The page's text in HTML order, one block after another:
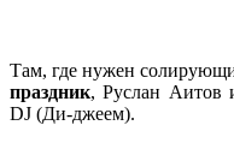
Там, где нужен
праздник, Руслан Аитов
DJ (Ди-джеем).